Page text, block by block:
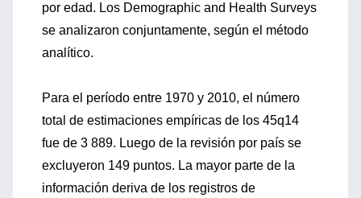
por edad. Los Demographic and Health Surveys
se analizaron conjuntamente, según el método
analítico.
Para el período entre 1970 y 2010, el número
total de estimaciones empíricas de los 45q14
fue de 3 889. Luego de la revisión por país se
excluyeron 149 puntos. La mayor parte de la
información deriva de los registros de